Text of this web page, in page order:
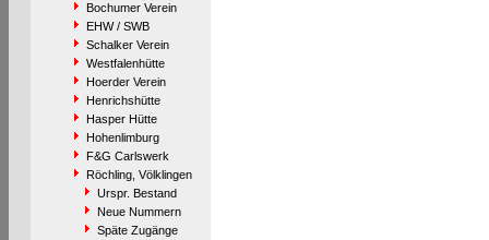
Bochumer Verein
EHW / SWB
Schalker Verein
Westfalenhütte
Hoerder Verein
Henrichshütte
Hasper Hütte
Hohenlimburg
F&G Carlswerk
Röchling, Völklingen
Urspr. Bestand
Neue Nummern
Späte Zugänge